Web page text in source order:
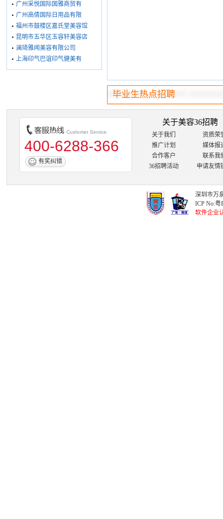
广州采悦国际国雅商贸有
广州高倩国际日用品有限
福州市鼓楼区嘉氏堂美容馆
昆明市五华区玉容轩美容店
澜琦雅闻美容有限公司
上海印气巴谊印气健美有
毕业生热点招聘
400-6288-366
有奖纠错
关于美容36招聘
关于我们
资质荣
推广计划
媒体报
合作客户
联系我
36招聘活动
申请友情
深圳市万
ICP No:粤
软件企业